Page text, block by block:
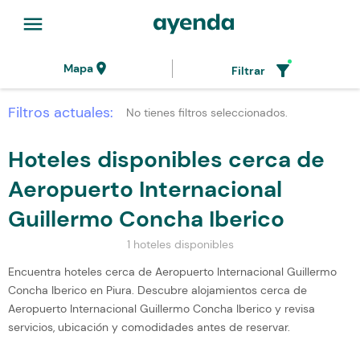
menu
Mapalocation_on Filtrar filter_alt
Filtros actuales: No tienes filtros seleccionados.
Hoteles disponibles cerca de
Aeropuerto Internacional
Guillermo Concha Iberico
1 hoteles disponibles
Encuentra hoteles cerca de Aeropuerto Internacional Guillermo
Concha Iberico en Piura. Descubre alojamientos cerca de
Aeropuerto Internacional Guillermo Concha Iberico y revisa
servicios, ubicación y comodidades antes de reservar.